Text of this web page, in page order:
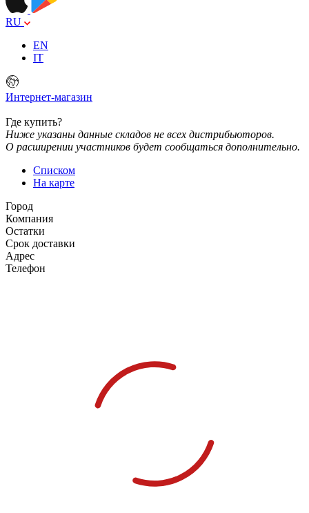
RU
EN
IT
Интернет-магазин
Где купить?
Ниже указаны данные складов не всех дистрибьюторов.
О расширении участников будет сообщаться дополнительно.
Списком
На карте
Город
Компания
Остатки
Срок доставки
Адрес
Телефон